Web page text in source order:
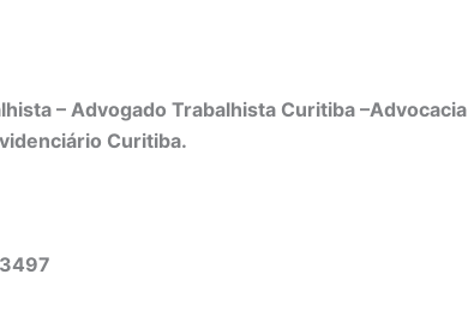
– Advogado Trabalhista Curitiba –Advocacia
Curitiba.